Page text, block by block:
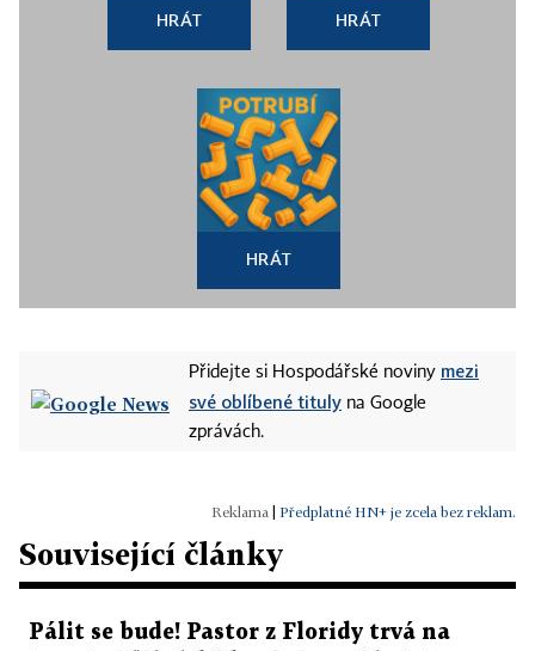
HRÁT HRÁT
HRÁT
Přidejte si Hospodářské noviny mezi
své oblíbené tituly na Google
zprávách.
Předplatné HN+ je zcela bez reklam.
Související články
Pálit se bude! Pastor z Floridy trvá na